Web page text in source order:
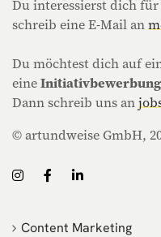
Du interessierst dich für
schreib eine E-Mail an
Du möchtest dich auf
eineInitiativbewerbung
Dann schreib uns an
© artundweise GmbH,
Content Marketing